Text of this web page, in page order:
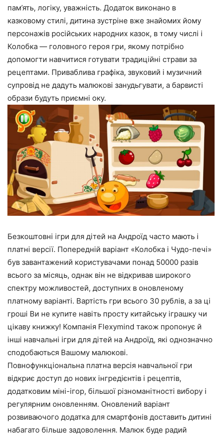
пам’ять, логіку, уважність. Додаток виконано в
казковому стилі, дитина зустріне вже знайомих йому
персонажів російських народних казок, в тому числі і
Колобка — головного героя гри, якому потрібно
допомогти навчитися готувати традиційні страви за
рецептами. Приваблива графіка, звуковий і музичний
супровід не дадуть малюкові занудьгувати, а барвисті
образи будуть приємні оку.
Безкоштовні ігри для дітей на Андроїд часто мають і
платні версії. Попередній варіант «Колобка і Чудо-печі»
був завантажений користувачами понад 50000 разів
всього за місяць, однак він не відкривав широкого
спектру можливостей, доступних в оновленому
платному варіанті. Вартість гри всього 30 рублів, а за ці
гроші Ви не купите навіть просту китайську іграшку чи
цікаву книжку! Компанія Flexymind також пропонує й
інші навчальні ігри для дітей на Андроїд, які однозначно
сподобаються Вашому малюкові.
Повнофункціональна платна версія навчальної гри
відкриє доступ до нових інгредієнтів і рецептів,
додатковим міні-ігор, більшої різноманітності вибору і
регулярним оновленням. Оновлений варіант
розвиваючого додатка для смартфонів доставить дитині
набагато більше задоволення. Малюк буде радий